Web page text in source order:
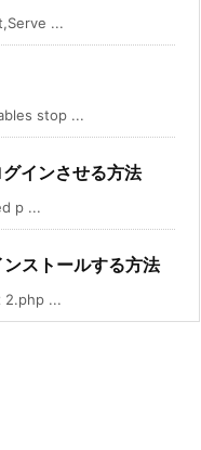
...
stop ...
インさせる方法
p ...
ストールする方法
2.php ...